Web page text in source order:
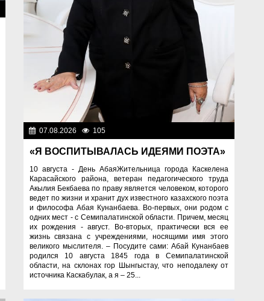
07.08.2026 105
«Я ВОСПИТЫВАЛАСЬ ИДЕЯМИ ПОЭТА»
10 августа - День АбаяЖительница города Каскелена
Карасайского района, ветеран педагогического труда
Акылия Бекбаева по праву является человеком, которого
ведет по жизни и хранит дух известного казахского поэта
и философа Абая Кунанбаева. Во-первых, они родом с
одних мест - с Семипалатинской области. Причем, месяц
их рождения - август. Во-вторых, практически вся ее
жизнь связана с учреждениями, носящими имя этого
великого мыслителя. – Посудите сами: Абай Кунанбаев
родился 10 августа 1845 года в Семипалатинской
области, на склонах гор Шынгыстау, что неподалеку от
источника Каскабулак, а я – 25...